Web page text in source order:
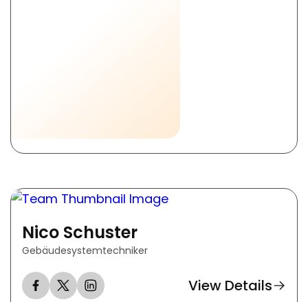
Nico Schuster
Gebäudesystemtechniker
View Details